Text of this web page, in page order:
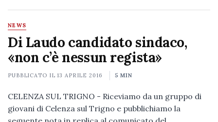
NEWS
Di Laudo candidato sindaco,
«non c’è nessun regista»
PUBBLICATO IL13 APRILE 2016 5 MIN
CELENZA SUL TRIGNO - Riceviamo da un gruppo di
giovani di Celenza sul Trigno e pubblichiamo la